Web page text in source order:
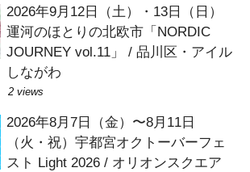
2026年9月12日（土）・13日（日）
運河のほとりの北欧市「NORDIC
JOURNEY vol.11」 / 品川区・アイル
しながわ
2 views
2026年8月7日（金）〜8月11日
（火・祝）宇都宮オクトーバーフェ
スト Light 2026 / オリオンスクエア